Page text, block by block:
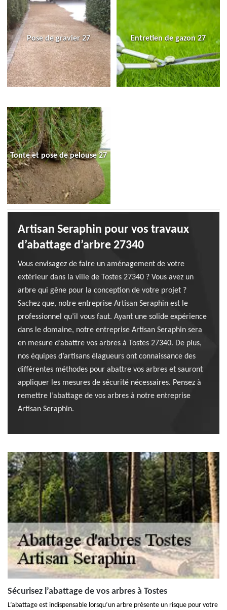
Pose de gravier 27 Entretien de gazon 27
Tonte et pose de pelouse 27
Artisan Seraphin pour vos travaux
d’abattage d’arbre 27340
Vous envisagez de faire un aménagement de votre
extérieur dans la ville de Tostes 27340 ? Vous avez un
arbre qui gêne pour la conception de votre projet ?
Sachez que, notre entreprise Artisan Seraphin est le
professionnel qu’il vous faut. Ayant une solide expérience
dans le domaine, notre entreprise Artisan Seraphin sera
en mesure d’abattre vos arbres à Tostes 27340. De plus,
nos équipes d’artisans élagueurs ont connaissance des
différentes méthodes pour abattre vos arbres et sauront
appliquer les mesures de sécurité nécessaires. Pensez à
remettre l’abattage de vos arbres à notre entreprise
Artisan Seraphin.
Sécurisez l’abattage de vos arbres à Tostes
L’abattage est indispensable lorsqu’un arbre présente un risque pour votre